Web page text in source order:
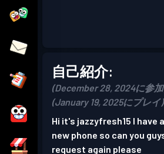
自己紹介:
(December 28, 2024に参
(January 19, 2025にプレイ)
Hi it's jazzyfresh15 I have
new phone so can you
request again please